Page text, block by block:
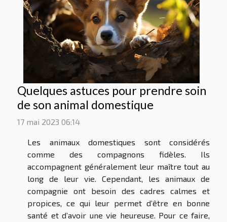
Quelques astuces pour prendre soin
de son animal domestique
17 mai 2023 06:14
Les animaux domestiques sont considérés
comme des compagnons fidèles. Ils
accompagnent généralement leur maître tout au
long de leur vie. Cependant, les animaux de
compagnie ont besoin des cadres calmes et
propices, ce qui leur permet d’être en bonne
santé et d’avoir une vie heureuse. Pour ce faire,